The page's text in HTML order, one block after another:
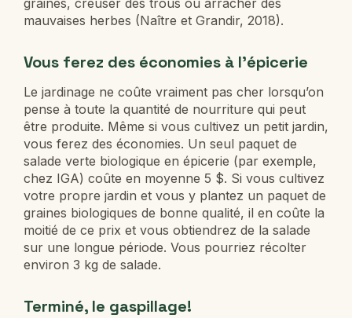
graines, creuser des trous ou arracher des
mauvaises herbes (Naître et Grandir, 2018).
Vous ferez des économies à l’épicerie
Le jardinage ne coûte vraiment pas cher lorsqu’on
pense à toute la quantité de nourriture qui peut
être produite. Même si vous cultivez un petit jardin,
vous ferez des économies. Un seul paquet de
salade verte biologique en épicerie (par exemple,
chez IGA) coûte en moyenne 5 $. Si vous cultivez
votre propre jardin et vous y plantez un paquet de
graines biologiques de bonne qualité, il en coûte la
moitié de ce prix et vous obtiendrez de la salade
sur une longue période. Vous pourriez récolter
environ 3 kg de salade.
Terminé, le gaspillage!